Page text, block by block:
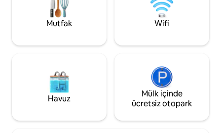
sandalyesi ve masalı çalışma köşeli 2
yatak odası. (Yüksek hızlı kablosuz
internet bağlantısı)
Mutfak Wifi
Havuz
Mülk içinde
ücretsiz otopark